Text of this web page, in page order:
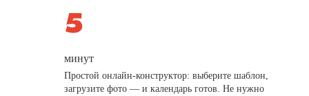
минут
Простой онлайн-конструктор: выберите шаблон,
загрузите фото — и календарь готов. Не нужно